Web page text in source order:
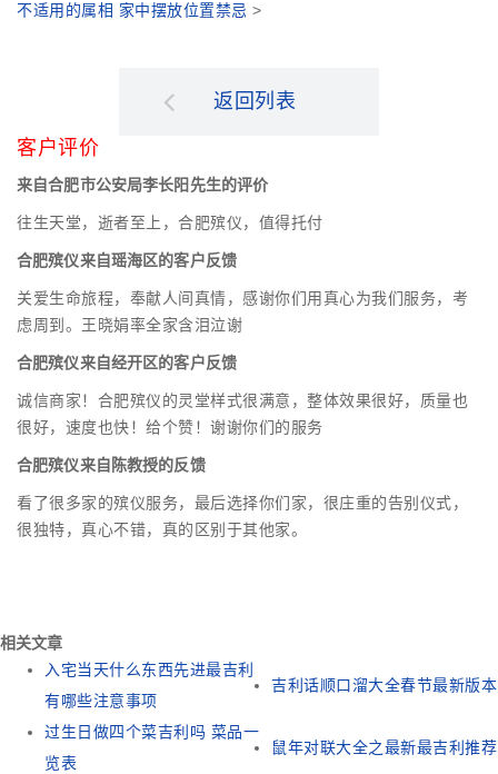
不适用的属相 家中摆放位置禁忌 >
返回列表
客户评价
来自合肥市公安局李长阳先生的评价
往生天堂，逝者至上，合肥殡仪，值得托付
合肥殡仪来自瑶海区的客户反馈
关爱生命旅程，奉献人间真情，感谢你们用真心为我们服务，考
虑周到。王晓娟率全家含泪泣谢
合肥殡仪来自经开区的客户反馈
诚信商家！合肥殡仪的灵堂样式很满意，整体效果很好，质量也
很好，速度也快！给个赞！谢谢你们的服务
合肥殡仪来自陈教授的反馈
看了很多家的殡仪服务，最后选择你们家，很庄重的告别仪式，
很独特，真心不错，真的区别于其他家。
相关文章
入宅当天什么东西先进最吉利
有哪些注意事项
吉利话顺口溜大全春节最新版本
过生日做四个菜吉利吗 菜品一
览表
鼠年对联大全之最新最吉利推荐